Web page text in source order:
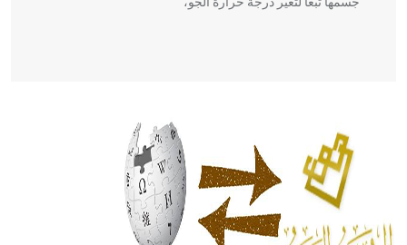
الحكم، الأدلة، تنظيم التغذية، ورسالته في جروح الرأس. ويعود
له الفضل بأنه حرر الطب من الدين والفلسفة.
- هل تعلم أن المرجان إفراز حيواني يتكون في البحر ويتركب